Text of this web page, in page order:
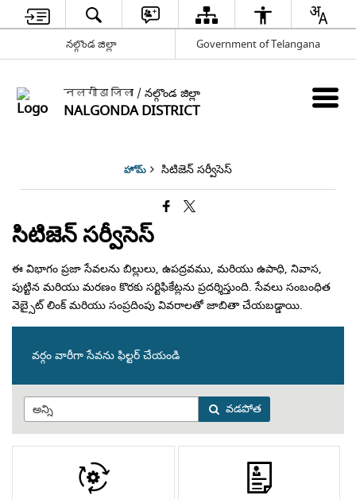
నల్గొండ జిల్లా Government of Telangana
नलगोंडा जिला / నల్గొండ జిల్లా
NALGONDA DISTRICT
హోమ్ సిటిజెన్ సర్వీసెస్
సిటిజెన్ సర్వీసెస్
ఈ విభాగం ప్రజా సేవలను బిల్లులు, ఉపద్రవము, మరియు ఉపాధి, నివాస,
పుట్టిన మరియు మరణం కొరకు సర్టిఫికేట్లను ప్రదర్శిస్తుంది. సేవలు సంబంధిత
వెబ్సైట్ లింక్ మరియు సంప్రదింపు వివరాలతో జాబితా చేయబడ్డాయి.
వర్గం వారీగా సేవను ఫిల్టర్ చేయండి
వడపోత